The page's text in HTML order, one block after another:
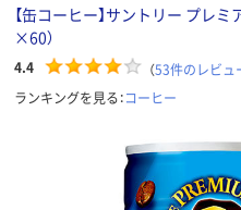
【缶コーヒー】サントリー プレミ
×60）
4.4 （53件のレビュ
ランキングを見る：コーヒー